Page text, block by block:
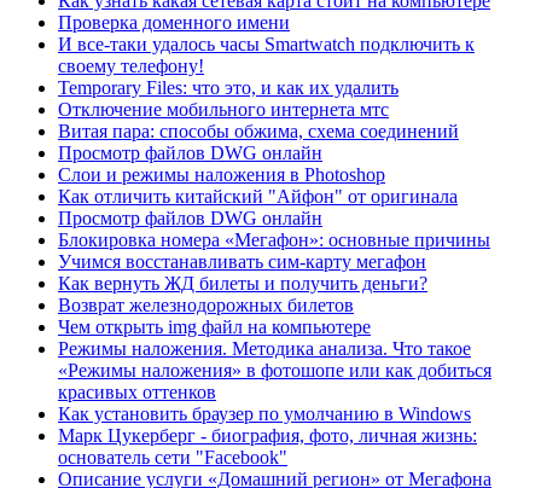
Проверка доменного имени
И все-таки удалось часы Smartwatch подключить к
своему телефону!
Temporary Files: что это, и как их удалить
Отключение мобильного интернета мтс
Витая пара: способы обжима, схема соединений
Просмотр файлов DWG онлайн
Слои и режимы наложения в Photoshop
Как отличить китайский "Айфон" от оригинала
Просмотр файлов DWG онлайн
Блокировка номера «Мегафон»: основные причины
Учимся восстанавливать сим-карту мегафон
Как вернуть ЖД билеты и получить деньги?
Возврат железнодорожных билетов
Чем открыть img файл на компьютере
Режимы наложения. Методика анализа. Что такое
«Режимы наложения» в фотошопе или как добиться
красивых оттенков
Как установить браузер по умолчанию в Windows
Марк Цукерберг - биография, фото, личная жизнь:
основатель сети "Facebook"
Описание услуги «Домашний регион» от Мегафона